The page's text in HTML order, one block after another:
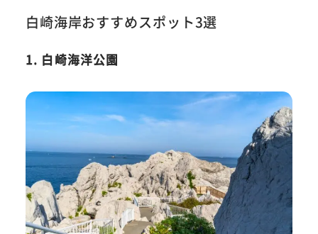
白崎海岸おすすめスポット3選
1. 白崎海洋公園